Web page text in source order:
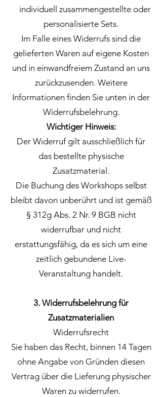
individuell zusammengestellte oder
personalisierte Sets.
Im Falle eines Widerrufs sind die
gelieferten Waren auf eigene Kosten
und in einwandfreiem Zustand an uns
zurückzusenden. Weitere
Informationen finden Sie unten in der
Widerrufsbelehrung.
Wichtiger Hinweis:
Der Widerruf gilt ausschließlich für
das bestellte physische
Zusatzmaterial.
Die Buchung des Workshops selbst
bleibt davon unberührt und ist gemäß
§ 312g Abs. 2 Nr. 9 BGB nicht
widerrufbar und nicht
erstattungsfähig, da es sich um eine
zeitlich gebundene Live-
Veranstaltung handelt.
3. Widerrufsbelehrung für
Zusatzmaterialien
Widerrufsrecht
Sie haben das Recht, binnen 14 Tagen
ohne Angabe von Gründen diesen
Vertrag über die Lieferung physischer
Waren zu widerrufen.